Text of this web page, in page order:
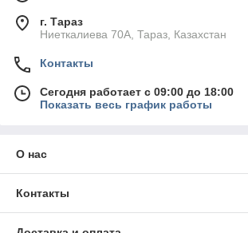
г. Тараз
Ниеткалиева 70А, Тараз, Казахстан
Контакты
Сегодня работает с 09:00 до 18:00
Показать весь график работы
О нас
Контакты